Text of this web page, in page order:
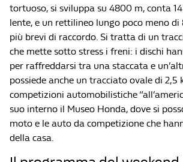
tortuoso, si sviluppa su 4800 m, conta
lente, e un rettilineo lungo poco meno
più brevi di raccordo. Si tratta di un
che mette sotto stress i freni: i dischi
per raffreddarsi tra una staccata e
possiede anche un tracciato ovale di 2,5
competizioni automobilistiche
suo interno il Museo Honda, dove si
moto e le auto da competizione che
della casa.